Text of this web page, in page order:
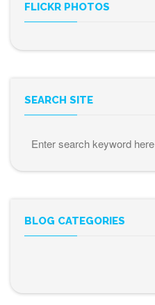
FLICKR PHOTOS
SEARCH SITE
BLOG CATEGORIES